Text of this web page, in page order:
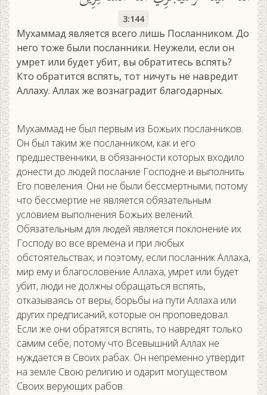
3:144
Мухаммад является всего лишь Посланником. До
него тоже были посланники. Неужели, если он
умрет или будет убит, вы обратитесь вспять?
Кто обратится вспять, тот ничуть не навредит
Аллаху. Аллах же вознаградит благодарных.
Мухаммад не был первым из Божьих посланников.
Он был таким же посланником, как и его
предшественники, в обязанности которых входило
донести до людей послание Господне и выполнить
Его повеления. Они не были бессмертными, потому
что бессмертие не является обязательным
условием выполнения Божьих велений.
Обязательным для людей является поклонение их
Господу во все времена и при любых
обстоятельствах, и поэтому, если посланник Аллаха,
мир ему и благословение Аллаха, умрет или будет
убит, люди не должны обращаться вспять,
отказываясь от веры, борьбы на пути Аллаха или
других предписаний, которые он проповедовал.
Если же они обратятся вспять, то навредят только
самим себе, потому что Всевышний Аллах не
нуждается в Своих рабах. Он непременно утвердит
на земле Свою религию и одарит могуществом
Своих верующих рабов.